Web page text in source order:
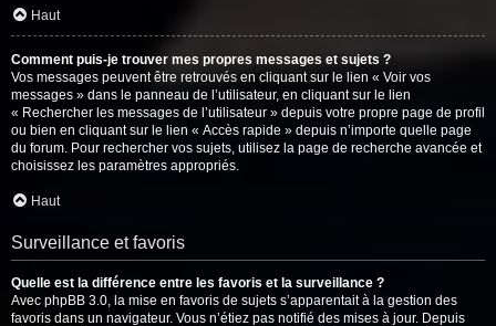
Haut
Comment puis-je trouver mes propres messages et sujets ?
Vos messages peuvent être retrouvés en cliquant sur le lien « Voir vos
messages » dans le panneau de l’utilisateur, en cliquant sur le lien
« Rechercher les messages de l’utilisateur » depuis votre propre page de profil
ou bien en cliquant sur le lien « Accès rapide » depuis n’importe quelle page
du forum. Pour rechercher vos sujets, utilisez la page de recherche avancée et
choisissez les paramètres appropriés.
Haut
Surveillance et favoris
Quelle est la différence entre les favoris et la surveillance ?
Avec phpBB 3.0, la mise en favoris de sujets s’apparentait à la gestion des
favoris dans un navigateur. Vous n’étiez pas notifié des mises à jour. Depuis